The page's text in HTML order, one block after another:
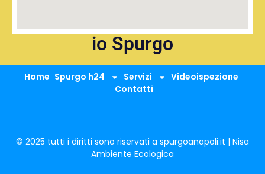
io Spurgo
Home Spurgo h24 Servizi
Videoispezione
Contatti
© 2025 tutti i diritti sono riservati a spurgoanapoli.it | Nisa
Ambiente Ecologica